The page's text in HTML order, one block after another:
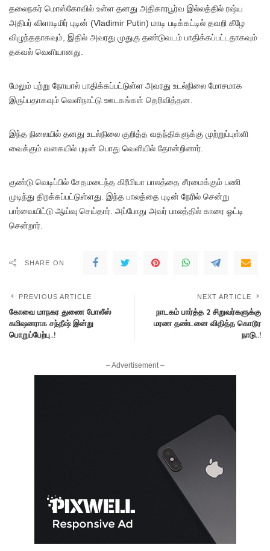
தலைநகர் மொஸ்கோவில் உள்ள தனது அதிகாரபூர்வ இல்லத்தில் ரஷ்ய
அதிபர் விளாடிமிர் புடின் (Vladimir Putin) மாடி படிக்கட்டில் தவறி கீழே
விழுந்ததாகவும், இதில் அவரது முதுகு தண்டுவடம் பாதிக்கப்பட்டதாகவும்
தகவல் வெளியானது.
மேலும் புற்று நோயால் பாதிக்கப்பட்டுள்ள அவரது உடல்நிலை மோசமாக
இருப்பதாகவும் வெளிநாட்டு ஊடகங்கள் தெரிவித்தன.
இந்த நிலையில் தனது உடல்நிலை குறித்த வதந்திகளுக்கு முற்றுப்புள்ளி
வைக்கும் வகையில் புடின் பொது வெளியில் தோன்றினார்.
குண்டு வெடிப்பில் சேதமடைந்த கிரீமியா பாலத்தை சீரமைக்கும் பணி
முடிந்து திறக்கப்பட்டுள்ளது. இந்த பாலத்தை புடின் நேரில் சென்று
பார்வையிட்டு ஆய்வு செய்தார். அப்போது அவர் பாலத்தில் காரை ஓட்டி
சென்றார்.
SHARE ON
PREVIOUS ARTICLE
கோவை மாநகர துணை போலீஸ்
கமிஷனராக சந்தீஷ் இன்று
பொறுப்பேற்பு..!
NEXT ARTICLE
நாடகம் பார்த்த 2 சிறுவர்களுக்கு
மரண தண்டனை விதித்த கொடூர
நாடு..!
– Advertisement –